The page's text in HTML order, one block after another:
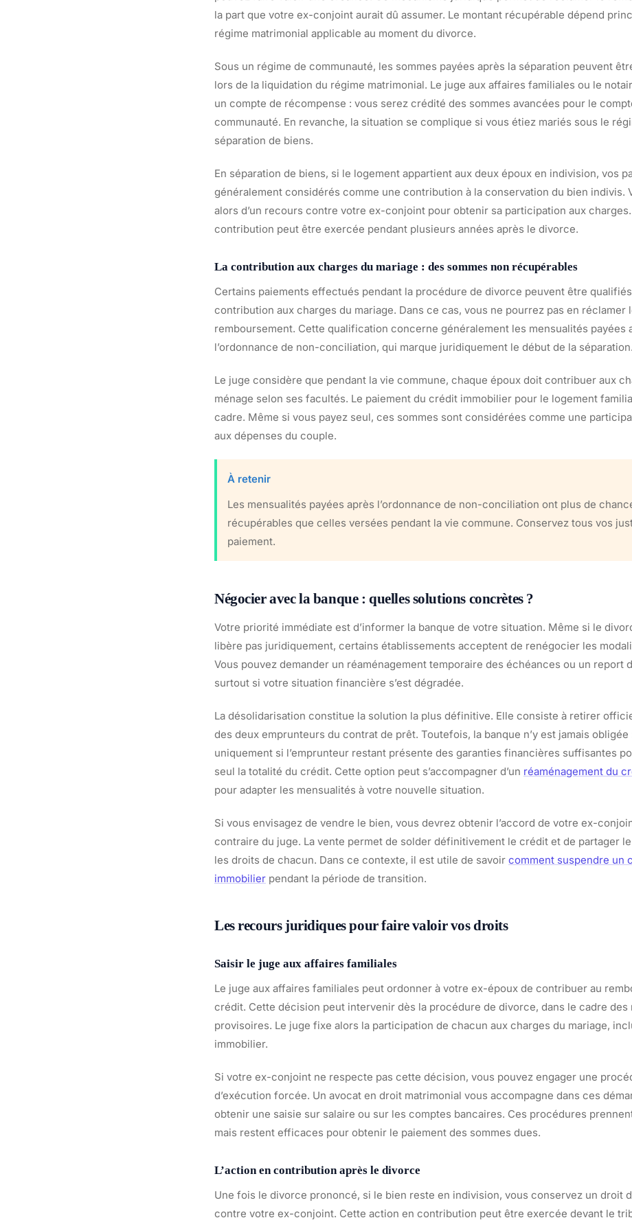
la part que votre ex-conjoint aurait dû assumer. Le montant récupérable dépend
régime matrimonial applicable au moment du divorce.
Sous un régime de communauté, les sommes payées après la séparation peuvent
lors de la liquidation du régime matrimonial. Le juge aux affaires familiales ou le
un compte de récompense : vous serez crédité des sommes avancées pour le
communauté. En revanche, la situation se complique si vous étiez mariés sous le
séparation de biens.
En séparation de biens, si le logement appartient aux deux époux en indivision, vos
généralement considérés comme une contribution à la conservation du bien indivis.
alors d’un recours contre votre ex-conjoint pour obtenir sa participation aux
contribution peut être exercée pendant plusieurs années après le divorce.
La contribution aux charges du mariage : des sommes non récupérables
Certains paiements effectués pendant la procédure de divorce peuvent être
contribution aux charges du mariage. Dans ce cas, vous ne pourrez pas en réclamer
remboursement. Cette qualification concerne généralement les mensualités payées
l’ordonnance de non-conciliation, qui marque juridiquement le début de la séparation.
Le juge considère que pendant la vie commune, chaque époux doit contribuer aux
ménage selon ses facultés. Le paiement du crédit immobilier pour le logement
cadre. Même si vous payez seul, ces sommes sont considérées comme une
aux dépenses du couple.
À retenir
Les mensualités payées après l’ordonnance de non-conciliation ont plus de
récupérables que celles versées pendant la vie commune. Conservez tous vos
paiement.
Négocier avec la banque : quelles solutions concrètes ?
Votre priorité immédiate est d’informer la banque de votre situation. Même si le
libère pas juridiquement, certains établissements acceptent de renégocier les
Vous pouvez demander un réaménagement temporaire des échéances ou un report
surtout si votre situation financière s’est dégradée.
La désolidarisation constitue la solution la plus définitive. Elle consiste à retirer
des deux emprunteurs du contrat de prêt. Toutefois, la banque n’y est jamais
uniquement si l’emprunteur restant présente des garanties financières suffisantes
seul la totalité du crédit. Cette option peut s’accompagner d’un réaménagement du
pour adapter les mensualités à votre nouvelle situation.
Si vous envisagez de vendre le bien, vous devrez obtenir l’accord de votre ex-
contraire du juge. La vente permet de solder définitivement le crédit et de partager
les droits de chacun. Dans ce contexte, il est utile de savoir comment suspendre un
immobilier pendant la période de transition.
Les recours juridiques pour faire valoir vos droits
Saisir le juge aux affaires familiales
Le juge aux affaires familiales peut ordonner à votre ex-époux de contribuer au
crédit. Cette décision peut intervenir dès la procédure de divorce, dans le cadre des
provisoires. Le juge fixe alors la participation de chacun aux charges du mariage,
immobilier.
Si votre ex-conjoint ne respecte pas cette décision, vous pouvez engager une
d’exécution forcée. Un avocat en droit matrimonial vous accompagne dans ces
obtenir une saisie sur salaire ou sur les comptes bancaires. Ces procédures
mais restent efficaces pour obtenir le paiement des sommes dues.
L’action en contribution après le divorce
Une fois le divorce prononcé, si le bien reste en indivision, vous conservez un droit
contre votre ex-conjoint. Cette action en contribution peut être exercée devant le